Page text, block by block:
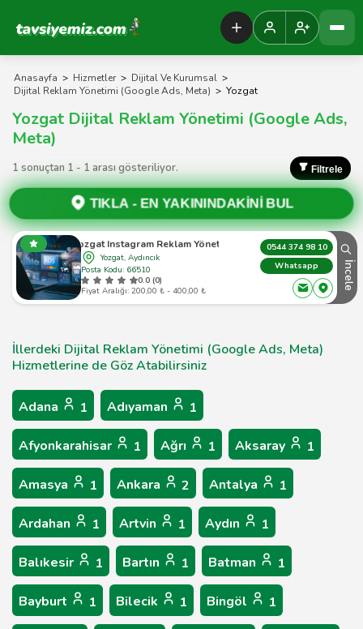
Tavsiyemiz Anasayfa
Anasayfa > Hizmetler > Dijital Ve Kurumsal >
Dijital Reklam Yönetimi (Google Ads, Meta) > Yozgat
Yozgat Dijital Reklam Yönetimi (Google Ads,
Meta)
1 sonuçtan 1 - 1 arası gösteriliyor. Filtrele
TIKLA -EN YAKININDAKİNİ BUL
Yozgat Instagram Reklam Yönetimi
Yozgat, Aydıncık
Posta Kodu: 66510
0.0 (0)
Fiyat Aralığı: 200,00 ₺ - 400,00 ₺
0544 374 98 10
Whatsapp
İncele
İllerdeki Dijital Reklam Yönetimi (Google Ads, Meta)
Hizmetlerine de Göz Atabilirsiniz
Adana 1 Adıyaman 1
Afyonkarahisar 1 Ağrı 1 Aksaray 1
Amasya 1 Ankara 2 Antalya 1
Ardahan 1 Artvin 1 Aydın 1
Balıkesir 1 Bartın 1 Batman 1
Bayburt 1 Bilecik 1 Bingöl 1